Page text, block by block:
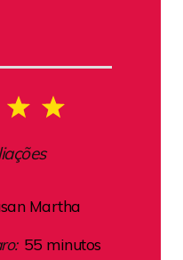
5
4
Stars
Martha
55 minutos